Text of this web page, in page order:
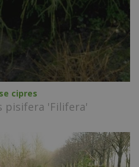
cipres
pisifera 'Filifera'